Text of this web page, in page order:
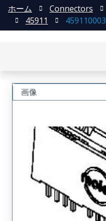
ホーム Connectors
45911
459110003
画像